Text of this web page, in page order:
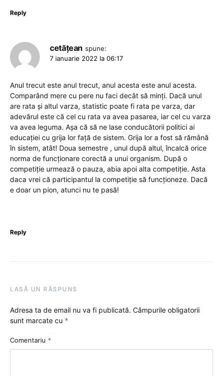
Reply
cetățean spune:
7 ianuarie 2022 la 06:17
Anul trecut este anul trecut, anul acesta este anul acesta.
Comparând mere cu pere nu faci decât să minți. Dacă unul
are rata și altul varza, statistic poate fi rata pe varza, dar
adevărul este că cel cu rata va avea pasarea, iar cel cu varza
va avea leguma. Așa că să ne lase conducătorii politici ai
educației cu grija lor față de sistem. Grija lor a fost să rămână
în sistem, atât! Doua semestre , unul după altul, încalcă orice
norma de funcționare corectă a unui organism. După o
competiție urmează o pauza, abia apoi alta competiție. Asta
daca vrei că participantul la competiție să funcționeze. Dacă
e doar un pion, atunci nu te pasă!
Reply
LASĂ UN RĂSPUNS
Adresa ta de email nu va fi publicată. Câmpurile obligatorii
sunt marcate cu *
Comentariu *